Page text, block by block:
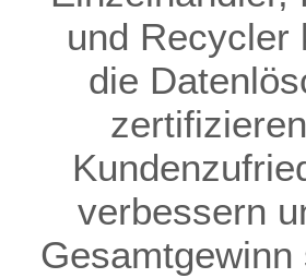
und Recycler
die
verbessern
Gesamtgewinn